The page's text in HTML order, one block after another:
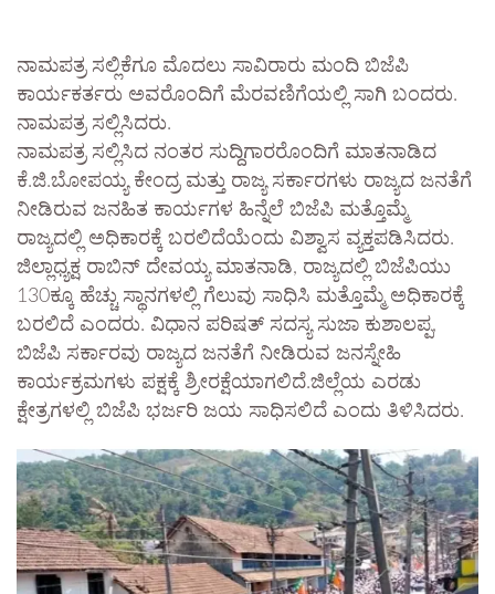
ನಾಮಪತ್ರ ಸಲ್ಲಿಕೆಗೂ ಮೊದಲು ಸಾವಿರಾರು ಮಂದಿ ಬಿಜೆಪಿ
ಕಾರ್ಯಕರ್ತರು ಅವರೊಂದಿಗೆ ಮೆರವಣಿಗೆಯಲ್ಲಿ ಸಾಗಿ ಬಂದರು.
ನಾಮಪತ್ರ ಸಲ್ಲಿಸಿದರು.
ನಾಮಪತ್ರ ಸಲ್ಲಿಸಿದ ನಂತರ ಸುದ್ದಿಗಾರರೊಂದಿಗೆ ಮಾತನಾಡಿದ
ಕೆ.ಜಿ.ಬೋಪಯ್ಯ ಕೇಂದ್ರ ಮತ್ತು ರಾಜ್ಯ ಸರ್ಕಾರಗಳು ರಾಜ್ಯದ ಜನತೆಗೆ
ನೀಡಿರುವ ಜನಹಿತ ಕಾರ್ಯಗಳ ಹಿನ್ನೆಲೆ ಬಿಜೆಪಿ ಮತ್ತೊಮ್ಮೆ
ರಾಜ್ಯದಲ್ಲಿ ಅಧಿಕಾರಕ್ಕೆ ಬರಲಿದೆಯೆಂದು ವಿಶ್ವಾಸ ವ್ಯಕ್ತಪಡಿಸಿದರು.
ಜಿಲ್ಲಾಧ್ಯಕ್ಷ ರಾಬಿನ್ ದೇವಯ್ಯ ಮಾತನಾಡಿ, ರಾಜ್ಯದಲ್ಲಿ ಬಿಜೆಪಿಯು
130ಕ್ಕೂ ಹೆಚ್ಚು ಸ್ಥಾನಗಳಲ್ಲಿ ಗೆಲುವು ಸಾಧಿಸಿ ಮತ್ತೊಮ್ಮೆ ಅಧಿಕಾರಕ್ಕೆ
ಬರಲಿದೆ ಎಂದರು. ವಿಧಾನ ಪರಿಷತ್ ಸದಸ್ಯ ಸುಜಾ ಕುಶಾಲಪ್ಪ,
ಬಿಜೆಪಿ ಸರ್ಕಾರವು ರಾಜ್ಯದ ಜನತೆಗೆ ನೀಡಿರುವ ಜನಸ್ನೇಹಿ
ಕಾರ್ಯಕ್ರಮಗಳು ಪಕ್ಷಕ್ಕೆ ಶ್ರೀರಕ್ಷೆಯಾಗಲಿದೆ.ಜಿಲ್ಲೆಯ ಎರಡು
ಕ್ಷೇತ್ರಗಳಲ್ಲಿ ಬಿಜೆಪಿ ಭರ್ಜರಿ ಜಯ ಸಾಧಿಸಲಿದೆ ಎಂದು ತಿಳಿಸಿದರು.